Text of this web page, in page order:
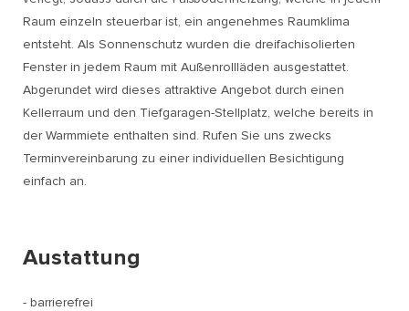
Raum einzeln steuerbar ist, ein angenehmes Raumklima
entsteht. Als Sonnenschutz wurden die dreifachisolierten
Fenster in jedem Raum mit Außenrollläden ausgestattet.
Abgerundet wird dieses attraktive Angebot durch einen
Kellerraum und den Tiefgaragen-Stellplatz, welche bereits in
der Warmmiete enthalten sind. Rufen Sie uns zwecks
Terminvereinbarung zu einer individuellen Besichtigung
einfach an.
Austattung
- barrierefrei